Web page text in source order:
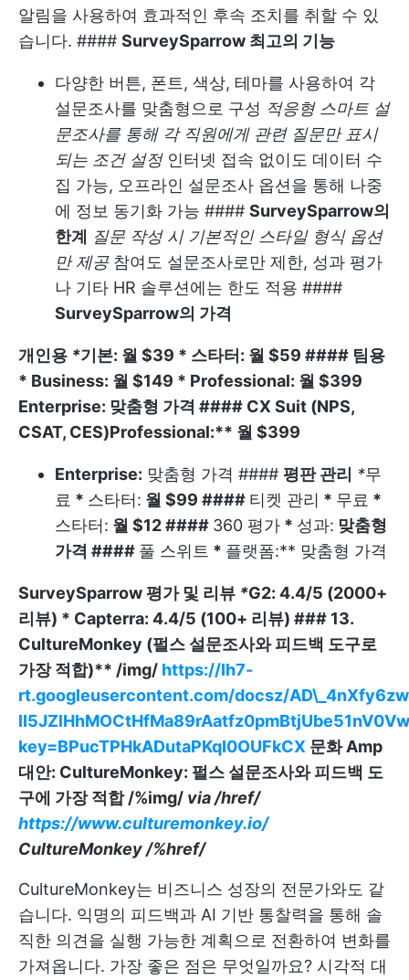
알림을 사용하여 효과적인 후속 조치를 취할 수 있
습니다. #### SurveySparrow 최고의 기능
다양한 버튼, 폰트, 색상, 테마를 사용하여 각
설문조사를 맞춤형으로 구성 적응형 스마트 설
문조사를 통해 각 직원에게 관련 질문만 표시
되는 조건 설정 인터넷 접속 없이도 데이터 수
집 가능, 오프라인 설문조사 옵션을 통해 나중
에 정보 동기화 가능 #### SurveySparrow의
한계 질문 작성 시 기본적인 스타일 형식 옵션
만 제공 참여도 설문조사로만 제한, 성과 평가
나 기타 HR 솔루션에는 한도 적용 ####
SurveySparrow의 가격
개인용 *기본: 월 $39 * 스타터: 월 $59 #### 팀용
* Business: 월 $149 * Professional: 월 $399
Enterprise: 맞춤형 가격 #### CX Suit (NPS,
CSAT, CES)Professional:** 월 $399
Enterprise: 맞춤형 가격 #### 평판 관리 *무
료 * 스타터: 월 $99 #### 티켓 관리 * 무료 *
스타터: 월 $12 #### 360 평가 * 성과: 맞춤형
가격 #### 풀 스위트 * 플랫폼:** 맞춤형 가격
SurveySparrow 평가 및 리뷰 *G2: 4.4/5 (2000+
리뷰) * Capterra: 4.4/5 (100+ 리뷰) ### 13.
CultureMonkey (펄스 설문조사와 피드백 도구로
가장 적합)** /img/ https://lh7-
rt.googleusercontent.com/docsz/
key=BPucTPHkADutaPKqI0OUFkCX 문화 Amp
대안: CultureMonkey: 펄스 설문조사와 피드백 도
구에 가장 적합 /%img/ via/href/
https://www.culturemonkey.io/
CultureMonkey/%href/
CultureMonkey는 비즈니스 성장의 전문가와도 같
습니다. 익명의 피드백과 AI 기반 통찰력을 통해 솔
직한 의견을 실행 가능한 계획으로 전환하여 변화를
가져옵니다. 가장 좋은 점은 무엇일까요? 시각적 대